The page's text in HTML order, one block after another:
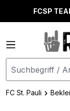
springen
FCSP
FC St. Pauli
Bildergalerie